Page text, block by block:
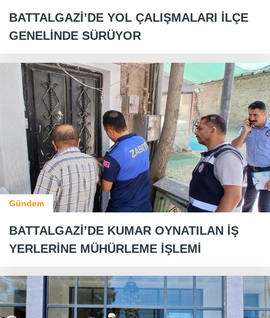
BATTALGAZİ’DE YOL ÇALIŞMALARI İLÇE
GENELİNDE SÜRÜYOR
Gündem
BATTALGAZİ’DE KUMAR OYNATILAN İŞ
YERLERİNE MÜHÜRLEME İŞLEMİ